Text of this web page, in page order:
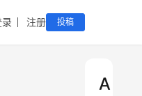
录 注册 投稿
A